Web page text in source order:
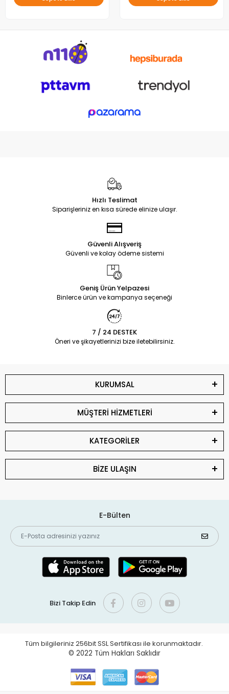
Hızlı Teslimat
Siparişleriniz en kısa sürede elinize ulaşır.
Güvenli Alışveriş
Güvenli ve kolay ödeme sistemi
Geniş Ürün Yelpazesi
Binlerce ürün ve kampanya seçeneği
7 / 24 DESTEK
Öneri ve şikayetlerinizi bize iletebilirsiniz.
KURUMSAL
MÜŞTERİ HİZMETLERİ
KATEGORİLER
BİZE ULAŞIN
E-Bülten
Bizi Takip Edin
Tüm bilgileriniz 256bit SSL Sertifikası ile korunmaktadır.
© 2022 Tüm Hakları Saklıdır